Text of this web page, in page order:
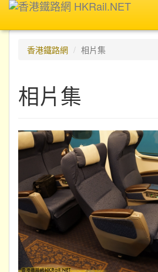
香港鐵路網
相片集
相片集